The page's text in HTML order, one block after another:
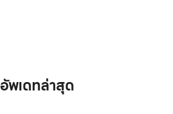
อัพเดทล่าสุด